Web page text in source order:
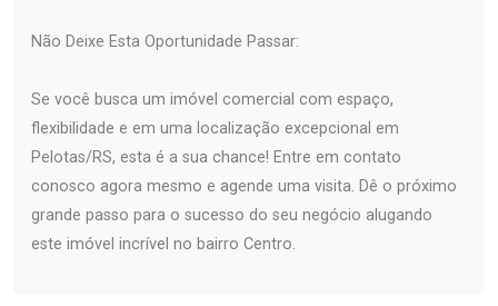
Não Deixe Esta Oportunidade Passar:
Se você busca um imóvel comercial com espaço,
flexibilidade e em uma localização excepcional em
Pelotas/RS, esta é a sua chance! Entre em contato
conosco agora mesmo e agende uma visita. Dê o próximo
grande passo para o sucesso do seu negócio alugando
este imóvel incrível no bairro Centro.